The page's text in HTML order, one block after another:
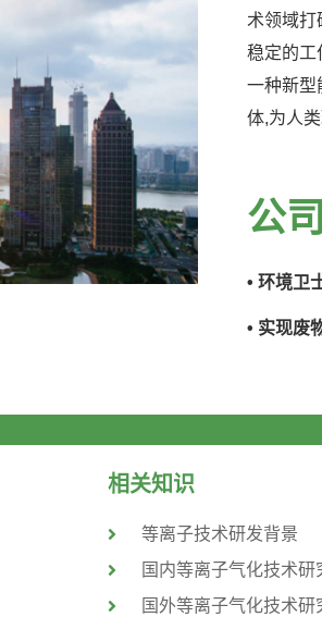
术领域打
稳定的工
一种新型
体,为人
公
• 环境卫
• 实现废
相关知识
等离子技术研发背景
国内等离子气化技术研
国外等离子气化技术研